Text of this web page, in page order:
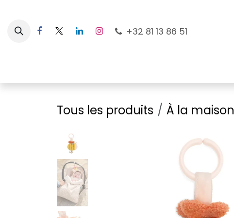
+32 81 13 86 51
Tous les produits À la maison